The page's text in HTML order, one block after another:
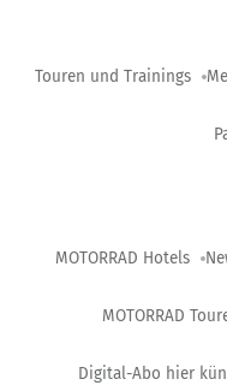
Touren und Trainings
MOTORRAD Hotels
MOTORRAD
Digital-Abo hier